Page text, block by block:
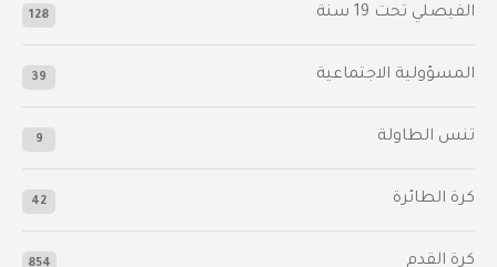
الفيصلي‬⁩ تحت 19 سنة 128
المسؤولية الاجتماعية 39
تنس الطاولة 9
كرة الطائرة 42
كرة القدم 854